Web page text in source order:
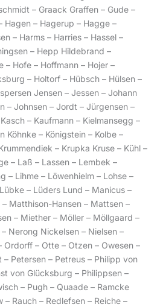
– Graack Graffen – Gude –
Hagen – Hagerup – Hagge –
– Harms – Harries – Hassel –
– Hepp Hildebrand –
– Hofe – Hoffmann – Hojer –
– Holtorf – Hübsch – Hülsen –
Jensen – Jessen – Johann
– Johnsen – Jordt – Jürgensen –
– Kaufmann – Kielmansegg –
Köhnke – Königstein – Kolbe –
– Krupka Kruse – Kühl –
– Laß – Lassen – Lembek –
– Lihme – Löwenhielm – Lohse –
– Lüders Lund – Manicus –
Matthison-Hansen – Mattsen –
– Miether – Möller – Möllgaard –
Nerong Nickelsen – Nielsen –
Ordorff – Otte – Otzen – Owesen –
– Petersen – Petreus – Philipp von
von Glücksburg – Philippsen –
– Pugh – Quaade – Ramcke
– Rauch – Redlefsen – Reiche –